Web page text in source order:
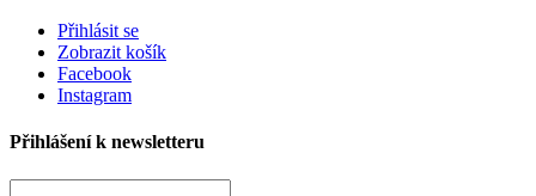
Přihlásit se
Zobrazit košík
Facebook
Instagram
Přihlášení k newsletteru